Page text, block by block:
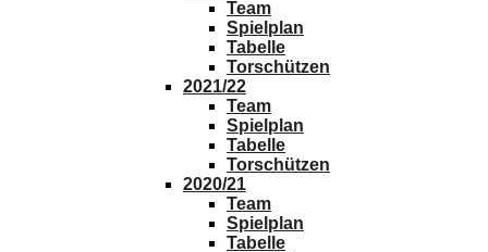
Team
Spielplan
Tabelle
Torschützen
2021/22
Team
Spielplan
Tabelle
Torschützen
2020/21
Team
Spielplan
Tabelle